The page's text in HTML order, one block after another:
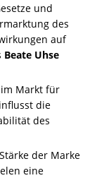
und
des
auf
Beate Uhse
Markt für
die
des
der Marke
eine